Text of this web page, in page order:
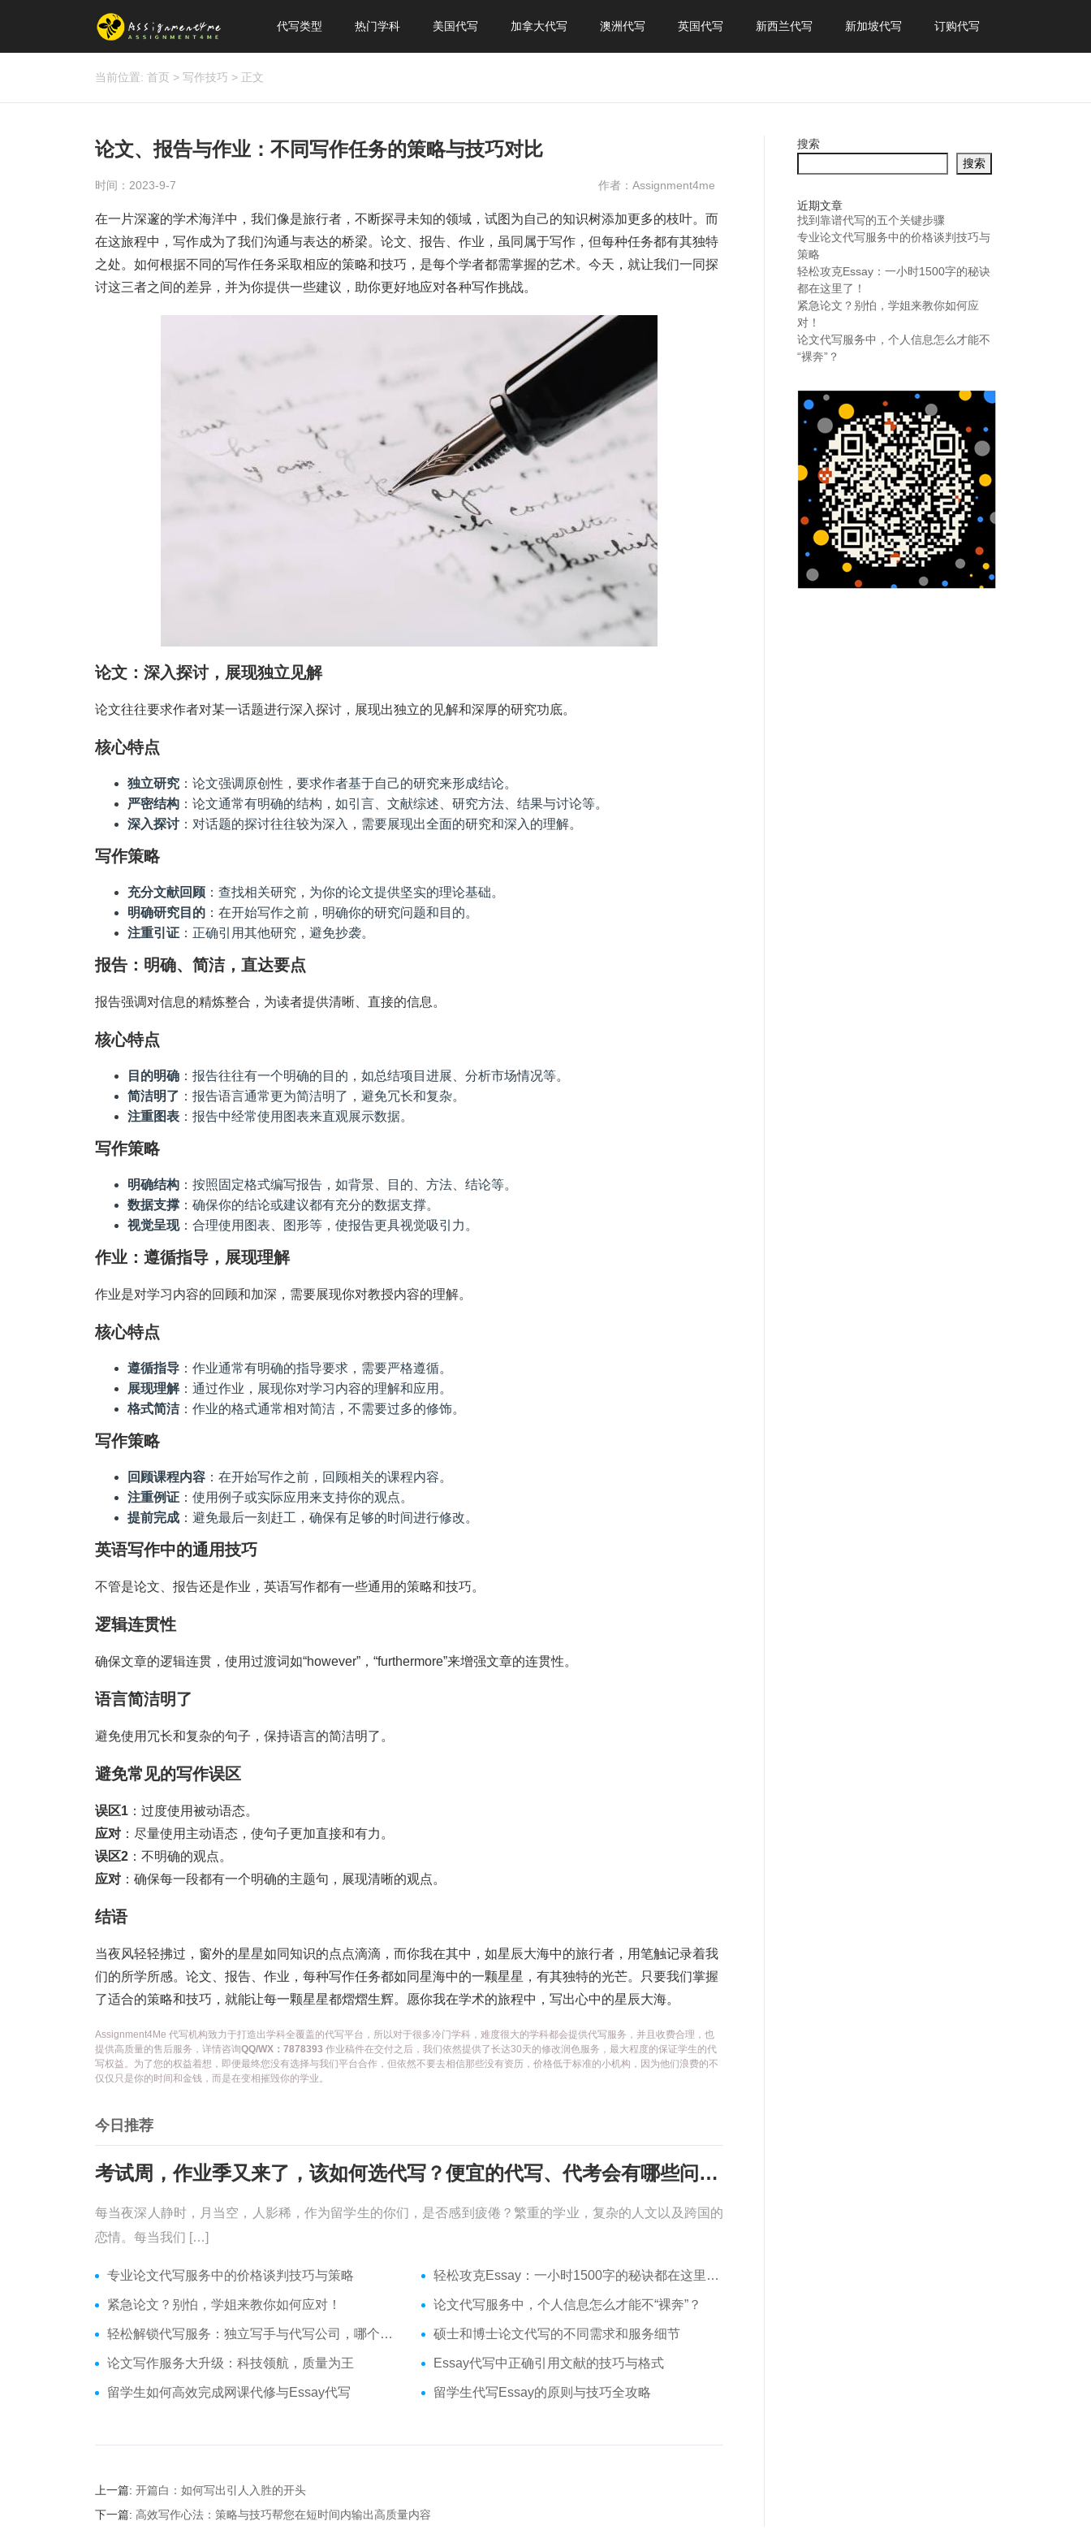
代写类型 热门学科 美国代写 加拿大代写 澳洲代写 英国代写 新西兰代写 新加坡代写 订购代写
当前位置: 首页 > 写作技巧 > 正文
论文、报告与作业：不同写作任务的策略与技巧对比
时间：2023-9-7 作者：Assignment4me
在一片深邃的学术海洋中，我们像是旅行者，不断探寻未知的领域，试图为自己的知识树添加更多的枝叶。而
在这旅程中，写作成为了我们沟通与表达的桥梁。论文、报告、作业，虽同属于写作，但每种任务都有其独特
之处。如何根据不同的写作任务采取相应的策略和技巧，是每个学者都需掌握的艺术。今天，就让我们一同探
讨这三者之间的差异，并为你提供一些建议，助你更好地应对各种写作挑战。
论文：深入探讨，展现独立见解
论文往往要求作者对某一话题进行深入探讨，展现出独立的见解和深厚的研究功底。
核心特点
独立研究 ：论文强调原创性，要求作者基于自己的研究来形成结论。
严密结构 ：论文通常有明确的结构，如引言、文献综述、研究方法、结果与讨论等。
深入探讨：对话题的探讨往往较为深入，需要展现出全面的研究和深入的理解。
写作策略
充分文献回顾 ：查找相关研究，为你的论文提供坚实的理论基础。
明确研究目的 ：在开始写作之前，明确你的研究问题和目的。
注重引证 ：正确引用其他研究，避免抄袭。
报告：明确、简洁，直达要点
报告强调对信息的精炼整合，为读者提供清晰、直接的信息。
核心特点
目的明确 ：报告往往有一个明确的目的，如总结项目进展、分析市场情况等。
简洁明了 ：报告语言通常更为简洁明了，避免冗长和复杂。
注重图表 ：报告中经常使用图表来直观展示数据。
写作策略
明确结构 ：按照固定格式编写报告，如背景、目的、方法、结论等。
数据支撑 ：确保你的结论或建议都有充分的数据支撑。
视觉呈现：合理使用图表、图形等，使报告更具视觉吸引力。
作业：遵循指导，展现理解
作业是对学习内容的回顾和加深，需要展现你对教授内容的理解。
核心特点
遵循指导 ：作业通常有明确的指导要求，需要严格遵循。
展现理解：通过作业，展现你对学习内容的理解和应用。
格式简洁：作业的格式通常相对简洁，不需要过多的修饰。
写作策略
回顾课程内容 ：在开始写作之前，回顾相关的课程内容。
注重例证 ：使用例子或实际应用来支持你的观点。
提前完成 ：避免最后一刻赶工，确保有足够的时间进行修改。
英语写作中的通用技巧
不管是论文、报告还是作业，英语写作都有一些通用的策略和技巧。
逻辑连贯性
确保文章的逻辑连贯，使用过渡词如“however”，“furthermore”来增强文章的连贯性。
语言简洁明了
避免使用冗长和复杂的句子，保持语言的简洁明了。
避免常见的写作误区
误区1 ：过度使用被动语态。
应对 ：尽量使用主动语态，使句子更加直接和有力。
误区2 ：不明确的观点。
应对 ：确保每一段都有一个明确的主题句，展现清晰的观点。
结语
当夜风轻轻拂过，窗外的星星如同知识的点点滴滴，而你我在其中，如星辰大海中的旅行者，用笔触记录着我
们的所学所感。论文、报告、作业，每种写作任务都如同星海中的一颗星星，有其独特的光芒。只要我们掌握
了适合的策略和技巧，就能让每一颗星星都熠熠生辉。愿你我在学术的旅程中，写出心中的星辰大海。
Assignment4Me 代写机构致力于打造出学科全覆盖的代写平台，所以对于很多冷门学科，难度很大的学科都会提供代写服务，并且收费合理，也
提供高质量的售后服务，详情咨询QQ/WX：7878393 作业稿件在交付之后，我们依然提供了长达30天的修改润色服务，最大程度的保证学生的代
写权益。为了您的权益着想，即便最终您没有选择与我们平台合作，但依然不要去相信那些没有资历，价格低于标准的小机构，因为他们浪费的不
仅仅只是你的时间和金钱，而是在变相摧毁你的学业。
今日推荐
考试周，作业季又来了，该如何选代写？便宜的代写、代考会有哪些问题？
每当夜深人静时，月当空，人影稀，作为留学生的你们，是否感到疲倦？繁重的学业，复杂的人文以及跨国的
恋情。每当我们 […]
专业论文代写服务中的价格谈判技巧与策略 轻松攻克Essay：一小时1500字的秘诀都在这里了！
紧急论文？别怕，学姐来教你如何应对！ 论文代写服务中，个人信息怎么才能不“裸奔”？
轻松解锁代写服务：独立写手与代写公司，哪个更适合你？ 硕士和博士论文代写的不同需求和服务细节
论文写作服务大升级：科技领航，质量为王 Essay代写中正确引用文献的技巧与格式
留学生如何高效完成网课代修与Essay代写 留学生代写Essay的原则与技巧全攻略
上一篇: 开篇白：如何写出引人入胜的开头
下一篇: 高效写作心法：策略与技巧帮您在短时间内输出高质量内容
搜索
搜索
近期文章
找到靠谱代写的五个关键步骤
专业论文代写服务中的价格谈判技巧与
策略
轻松攻克Essay：一小时1500字的秘诀
都在这里了！
紧急论文？别怕，学姐来教你如何应
对！
论文代写服务中，个人信息怎么才能不
“裸奔”？